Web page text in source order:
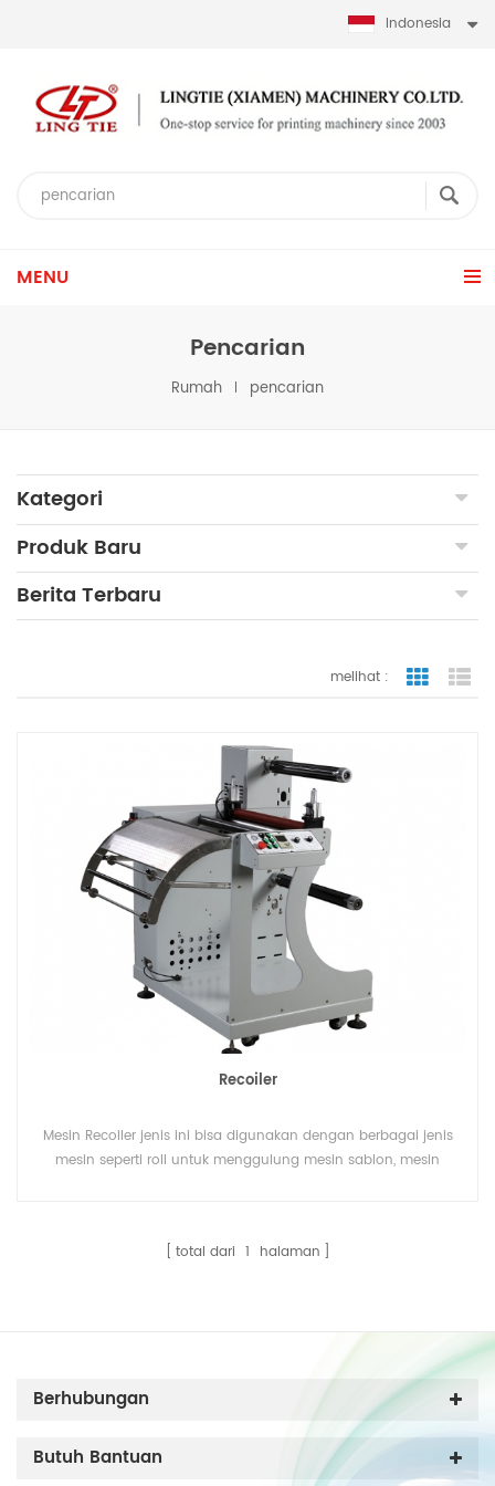
Indonesia
MENU
Pencarian
Rumah pencarian
Kategori
Produk Baru
Berita Terbaru
melihat :
Recoiler
Mesin Recoiler jenis ini bisa digunakan dengan berbagai jenis
mesin seperti roll untuk menggulung mesin sablon, mesin
total dari 1 halaman
Berhubungan
Butuh Bantuan